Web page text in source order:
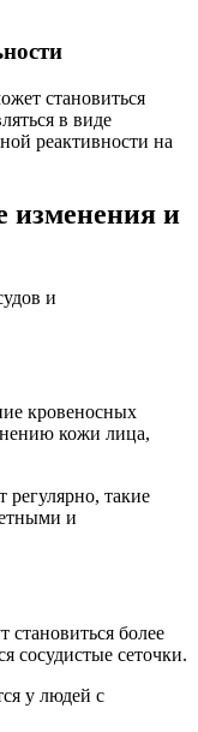
становиться
в виде
реактивности на
изменения и
и
кровеносных
кожи лица,
регулярно, такие
и
более
сосудистые сеточки.
у людей с